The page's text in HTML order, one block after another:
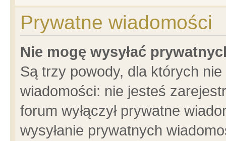
Prywatne wiadomości
Nie mogę wysyłać
Są trzy powody, dla których
wiadomości: nie jesteś
forum wyłączył prywatne
wysyłanie prywatnych